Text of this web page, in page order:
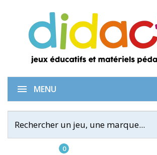
0
MENU
La tour dansante